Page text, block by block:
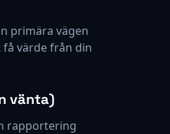
primära vägen
värde från din
vänta)
rapportering